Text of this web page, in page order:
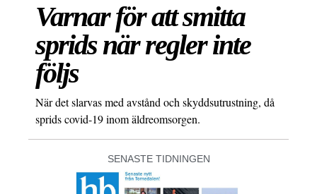
Varnar för att smitta
sprids när regler inte
följs
När det slarvas med avstånd och skyddsutrustning, då
sprids covid-19 inom äldreomsorgen.
SENASTE TIDNINGEN